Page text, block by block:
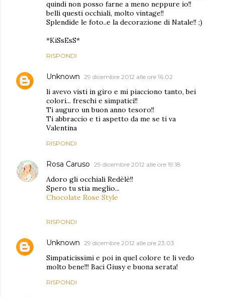
quindi non posso farne a meno neppure io!!
belli questi occhiali, molto vintage!!
Splendide le foto..e la decorazione di Natale!! ;)
*KiSsEsS*
RISPONDI
Unknown 29 dicembre 2012 alle ore 16:02
li avevo visti in giro e mi piacciono tanto, bei
colori... freschi e simpatici!!
Ti auguro un buon anno tesoro!!
Ti abbraccio e ti aspetto da me se ti va
Valentina
RISPONDI
Rosa Caruso 29 dicembre 2012 alle ore 19:18
Adoro gli occhiali Redèlè!!
Spero tu stia meglio...
Chocolate Rose Style
RISPONDI
Unknown 29 dicembre 2012 alle ore 23:03
Simpaticissimi e poi in quel colore te li vedo
molto bene!!! Baci Giusy e buona serata!
RISPONDI